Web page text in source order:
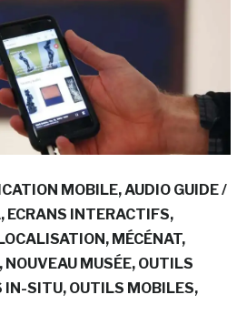
MOBILE AUDIO GUIDE /
ECRANS INTERACTIFS
MÉCÉNAT
NOUVEAU MUSÉE OUTILS
IN-SITU OUTILS MOBILES